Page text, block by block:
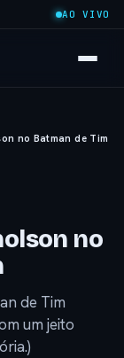
AO VIVO
no Batman de Tim
no
de Tim
um jeito